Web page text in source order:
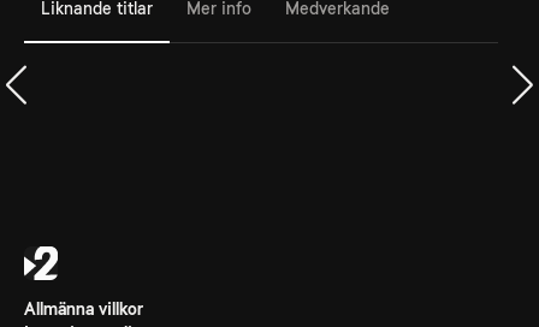
Liknande titlar Mer info Medverkande
Allmänna villkor